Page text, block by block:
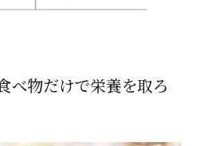
べ物だけで栄養を取ろ